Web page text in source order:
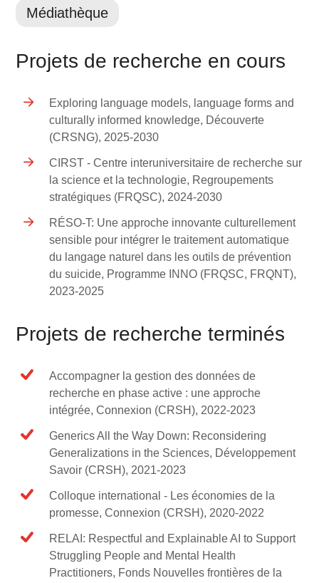
Médiathèque
Projets de recherche en cours
Exploring language models, language forms and
culturally informed knowledge, Découverte
(CRSNG), 2025-2030
CIRST - Centre interuniversitaire de recherche sur
la science et la technologie, Regroupements
stratégiques (FRQSC), 2024-2030
RÉSO-T: Une approche innovante culturellement
sensible pour intégrer le traitement automatique
du langage naturel dans les outils de prévention
du suicide, Programme INNO (FRQSC, FRQNT),
2023-2025
Projets de recherche terminés
Accompagner la gestion des données de
recherche en phase active : une approche
intégrée, Connexion (CRSH), 2022-2023
Generics All the Way Down: Reconsidering
Generalizations in the Sciences, Développement
Savoir (CRSH), 2021-2023
Colloque international - Les économies de la
promesse, Connexion (CRSH), 2020-2022
RELAI: Respectful and Explainable AI to Support
Struggling People and Mental Health
Practitioners, Fonds Nouvelles frontières de la